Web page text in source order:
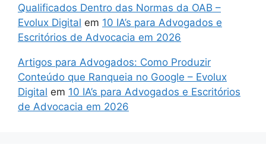
Qualificados Dentro das Normas da OAB –
Evolux Digital em 10 IA’s para Advogados e
Escritórios de Advocacia em 2026
Artigos para Advogados: Como Produzir
Conteúdo que Ranqueia no Google – Evolux
Digital em 10 IA’s para Advogados e Escritórios
de Advocacia em 2026